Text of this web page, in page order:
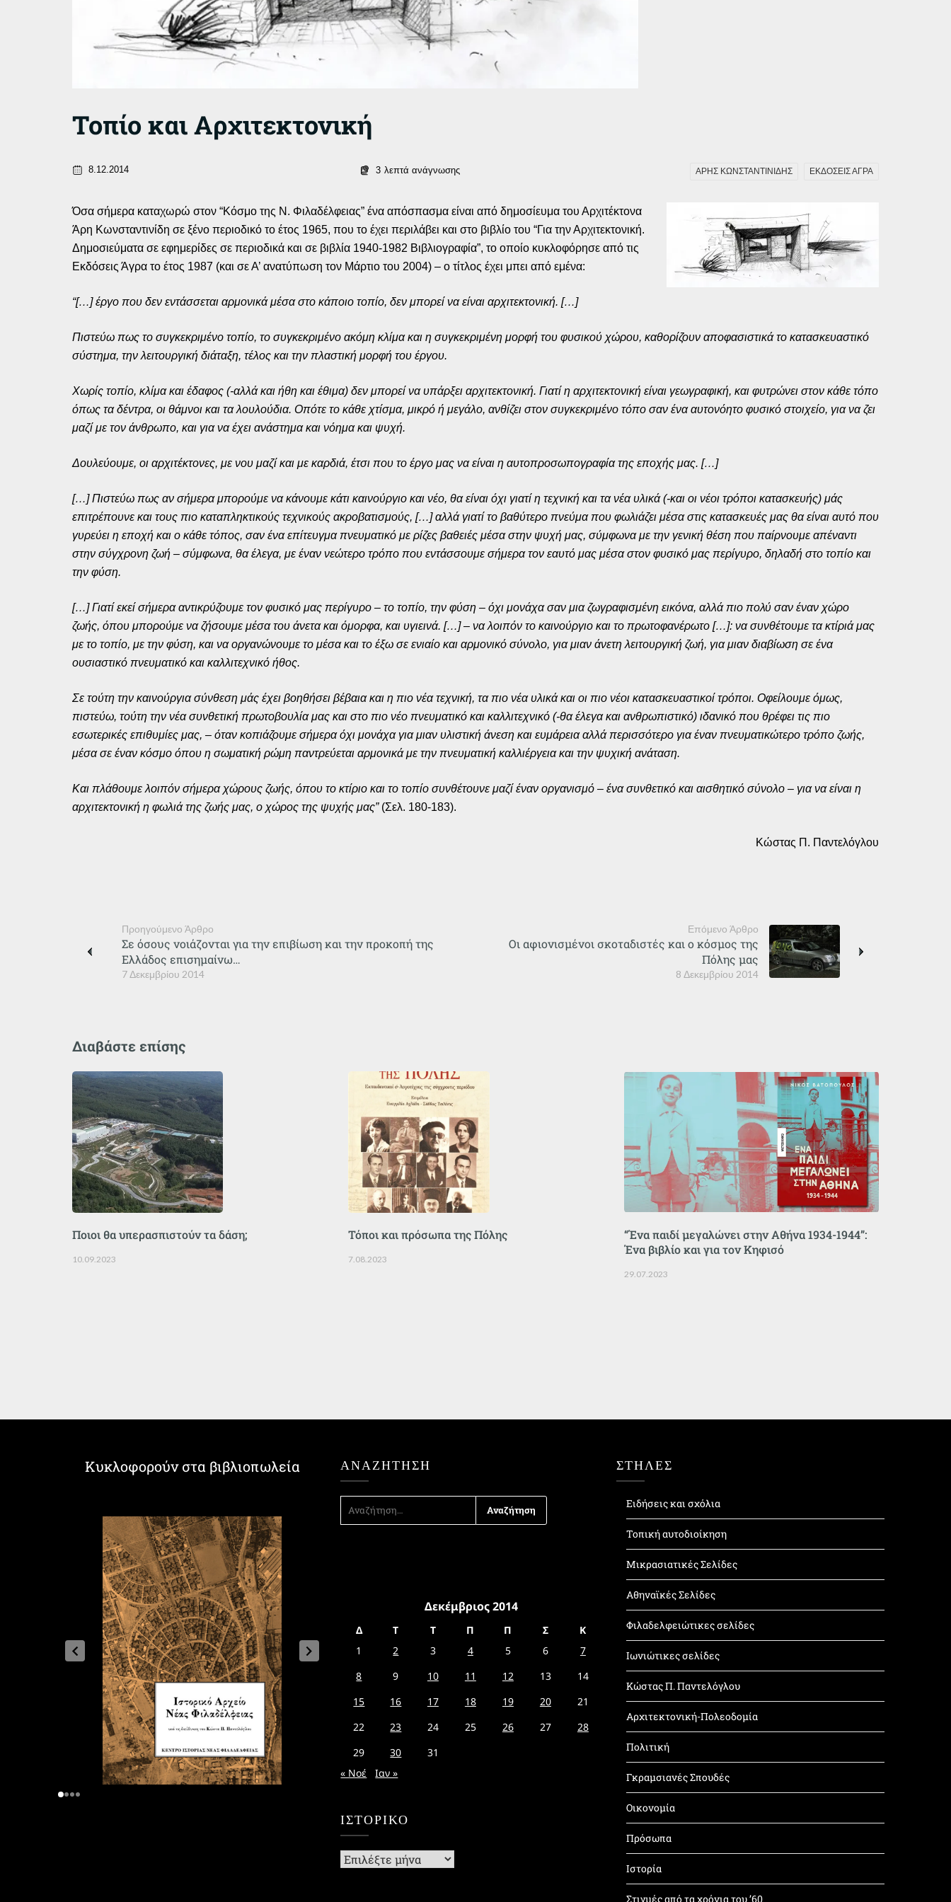
Τοπίο και Αρχιτεκτονική
8.12.2014 3 λεπτά ανάγνωσης ΑΡΗΣ ΚΩΝΣΤΑΝΤΙΝΙΔΗΣ ΕΚΔΟΣΕΙΣ ΑΓΡΑ
Όσα σήμερα καταχωρώ στον “Κόσμο της Ν. Φιλαδέλφειας” ένα απόσπασμα είναι από δημοσίευμα του Αρχιτέκτονα
Άρη Κωνσταντινίδη σε ξένο περιοδικό το έτος 1965, που το έχει περιλάβει και στο βιβλίο του “Για την Αρχιτεκτονική.
Δημοσιεύματα σε εφημερίδες σε περιοδικά και σε βιβλία 1940-1982 Βιβλιογραφία”, το οποίο κυκλοφόρησε από τις
Εκδόσεις Άγρα το έτος 1987 (και σε Α’ ανατύπωση τον Μάρτιο του 2004) – ο τίτλος έχει μπει από εμένα:
“[…] έργο που δεν εντάσσεται αρμονικά μέσα στο κάποιο τοπίο, δεν μπορεί να είναι αρχιτεκτονική. […]
Πιστεύω πως το συγκεκριμένο τοπίο, το συγκεκριμένο ακόμη κλίμα και η συγκεκριμένη μορφή του φυσικού χώρου, καθορίζουν αποφασιστικά το κατασκευαστικό
σύστημα, την λειτουργική διάταξη, τέλος και την πλαστική μορφή του έργου.
Χωρίς τοπίο, κλίμα και έδαφος (-αλλά και ήθη και έθιμα) δεν μπορεί να υπάρξει αρχιτεκτονική. Γιατί η αρχιτεκτονική είναι γεωγραφική, και φυτρώνει στον κάθε τόπο
όπως τα δέντρα, οι θάμνοι και τα λουλούδια. Οπότε το κάθε χτίσμα, μικρό ή μεγάλο, ανθίζει στον συγκεκριμένο τόπο σαν ένα αυτονόητο φυσικό στοιχείο, για να ζει
μαζί με τον άνθρωπο, και για να έχει ανάστημα και νόημα και ψυχή.
Δουλεύουμε, οι αρχιτέκτονες, με νου μαζί και με καρδιά, έτσι που το έργο μας να είναι η αυτοπροσωπογραφία της εποχής μας. […]
[…] Πιστεύω πως αν σήμερα μπορούμε να κάνουμε κάτι καινούργιο και νέο, θα είναι όχι γιατί η τεχνική και τα νέα υλικά (-και οι νέοι τρόποι κατασκευής) μάς
επιτρέπουνε και τους πιο καταπληκτικούς τεχνικούς ακροβατισμούς, […] αλλά γιατί το βαθύτερο πνεύμα που φωλιάζει μέσα στις κατασκευές μας θα είναι αυτό που
γυρεύει η εποχή και ο κάθε τόπος, σαν ένα επίτευγμα πνευματικό με ρίζες βαθειές μέσα στην ψυχή μας, σύμφωνα με την γενική θέση που παίρνουμε απέναντι
στην σύγχρονη ζωή – σύμφωνα, θα έλεγα, με έναν νεώτερο τρόπο που εντάσσουμε σήμερα τον εαυτό μας μέσα στον φυσικό μας περίγυρο, δηλαδή στο τοπίο και
την φύση.
[…] Γιατί εκεί σήμερα αντικρύζουμε τον φυσικό μας περίγυρο – το τοπίο, την φύση – όχι μονάχα σαν μια ζωγραφισμένη εικόνα, αλλά πιο πολύ σαν έναν χώρο
ζωής, όπου μπορούμε να ζήσουμε μέσα του άνετα και όμορφα, και υγιεινά. […] – να λοιπόν το καινούργιο και το πρωτοφανέρωτο […]: να συνθέτουμε τα κτίριά μας
με το τοπίο, με την φύση, και να οργανώνουμε το μέσα και το έξω σε ενιαίο και αρμονικό σύνολο, για μιαν άνετη λειτουργική ζωή, για μιαν διαβίωση σε ένα
ουσιαστικό πνευματικό και καλλιτεχνικό ήθος.
Σε τούτη την καινούργια σύνθεση μάς έχει βοηθήσει βέβαια και η πιο νέα τεχνική, τα πιο νέα υλικά και οι πιο νέοι κατασκευαστικοί τρόποι. Οφείλουμε όμως,
πιστεύω, τούτη την νέα συνθετική πρωτοβουλία μας και στο πιο νέο πνευματικό και καλλιτεχνικό (-θα έλεγα και ανθρωπιστικό) ιδανικό που θρέφει τις πιο
εσωτερικές επιθυμίες μας, – όταν κοπιάζουμε σήμερα όχι μονάχα για μιαν υλιστική άνεση και ευμάρεια αλλά περισσότερο για έναν πνευματικώτερο τρόπο ζωής,
μέσα σε έναν κόσμο όπου η σωματική ρώμη παντρεύεται αρμονικά με την πνευματική καλλιέργεια και την ψυχική ανάταση.
Και πλάθουμε λοιπόν σήμερα χώρους ζωής, όπου το κτίριο και το τοπίο συνθέτουνε μαζί έναν οργανισμό – ένα συνθετικό και αισθητικό σύνολο – για να είναι η
αρχιτεκτονική η φωλιά της ζωής μας, ο χώρος της ψυχής μας”(Σελ. 180-183).
Κώστας Π. Παντελόγλου
Προηγούμενο Άρθρο
7 Δεκεμβρίου 2014
Σε όσους νοιάζονται για την επιβίωση και την προκοπή της
Ελλάδος επισημαίνω…
Επόμενο Άρθρο
8 Δεκεμβρίου 2014
Οι αφιονισμένοι σκοταδιστές και ο κόσμος της
Πόλης μας
Διαβάστε επίσης
Ποιοι θα υπερασπιστούν τα δάση;
10.09.2023
Τόποι και πρόσωπα της Πόλης
7.08.2023
“Ένα παιδί μεγαλώνει στην Αθήνα 1934-1944”:
Ένα βιβλίο και για τον Κηφισό
29.07.2023
Κυκλοφορούν στα βιβλιοπωλεία ΑΝΑΖΉΤΗΣΗ
ΓΙΑ:
Δεκέμβριος 2014
Δ Τ Τ Π Π Σ
Κ
1
2 3 4 5 6
7
8
9 10 11 12 13
14
15
16 17 18 19 20
21
22
23 24 25 26 27
28
29
30
31
« Νοέ
Ιαν »
ΙΣΤΟΡΙΚΌ
Ιστορικό
ΣΤΗΛΕΣ
Ειδήσεις και σχόλια
Τοπική αυτοδιοίκηση
Μικρασιατικές Σελίδες
Αθηναϊκές Σελίδες
Φιλαδελφειώτικες σελίδες
Ιωνιώτικες σελίδες
Κώστας Π. Παντελόγλου
Αρχιτεκτονική-Πολεοδομία
Πολιτική
Γκραμσιανές Σπουδές
Οικονομία
Πρόσωπα
Ιστορία
Στιγμές από τα χρόνια του ’60